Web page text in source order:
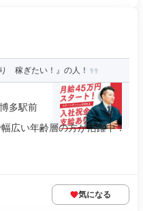
稼ぎたい！』の人！
多駅前
広い年齢層の方が活躍中！
気になる